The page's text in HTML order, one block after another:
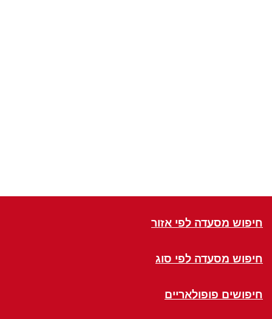
חיפוש מסעדה לפי אזור
חיפוש מסעדה לפי סוג
חיפושים פופולאריים